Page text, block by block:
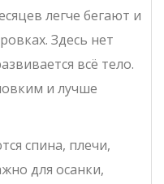
легче бегают и
Здесь нет
всё тело.
и лучше
спина, плечи,
для осанки,